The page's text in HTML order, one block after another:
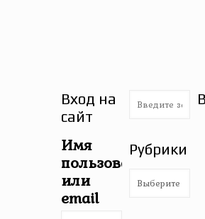
Вход на
сайт
Имя
пользователя
или
email
Рубрики
Рубрики